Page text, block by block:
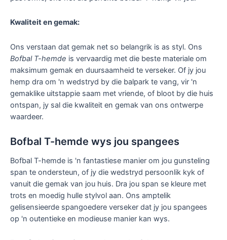
Kwaliteit en gemak:
Ons verstaan ​​dat gemak net so belangrik is as styl. Ons
Bofbal T-hemde is vervaardig met die beste materiale om
maksimum gemak en duursaamheid te verseker. Of jy jou
hemp dra om 'n wedstryd by die balpark te vang, vir 'n
gemaklike uitstappie saam met vriende, of bloot by die huis
ontspan, jy sal die kwaliteit en gemak van ons ontwerpe
waardeer.
Bofbal T-hemde wys jou spangees
Bofbal T-hemde is 'n fantastiese manier om jou gunsteling
span te ondersteun, of jy die wedstryd persoonlik kyk of
vanuit die gemak van jou huis. Dra jou span se kleure met
trots en moedig hulle stylvol aan. Ons amptelik
gelisensieerde spangoedere verseker dat jy jou spangees
op 'n outentieke en modieuse manier kan wys.